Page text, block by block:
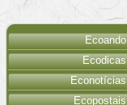
Ecoando
Ecodicas
Econotícias
Ecopostais